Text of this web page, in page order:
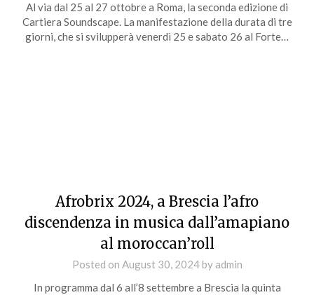
Al via dal 25 al 27 ottobre a Roma, la seconda edizione di
Cartiera Soundscape. La manifestazione della durata di tre
giorni, che si svilupperà venerdì 25 e sabato 26 al Forte…
Afrobrix 2024, a Brescia l’afro
discendenza in musica dall’amapiano
al moroccan’roll
Posted on August 30, 2024by admin
In programma dal 6 all’8 settembre a Brescia la quinta